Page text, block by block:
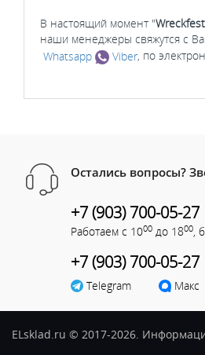
В настоящий момент "
наши менеджеры свяжутся с
Whatsapp
Viber, по
Остались вопросы?
+7 (903) 700-05-27
Работаем с 1000 до 1800,
+7 (903) 700-05-27
Telegram Макс
ELsklad.ru © 2017-2026.